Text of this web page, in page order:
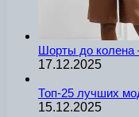
Шорты до колена
17.12.2025
Топ-25 лучших
15.12.2025